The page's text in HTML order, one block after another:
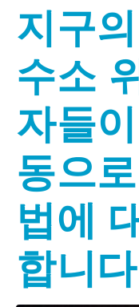
지구
수소
자들
동으
법에
합니다